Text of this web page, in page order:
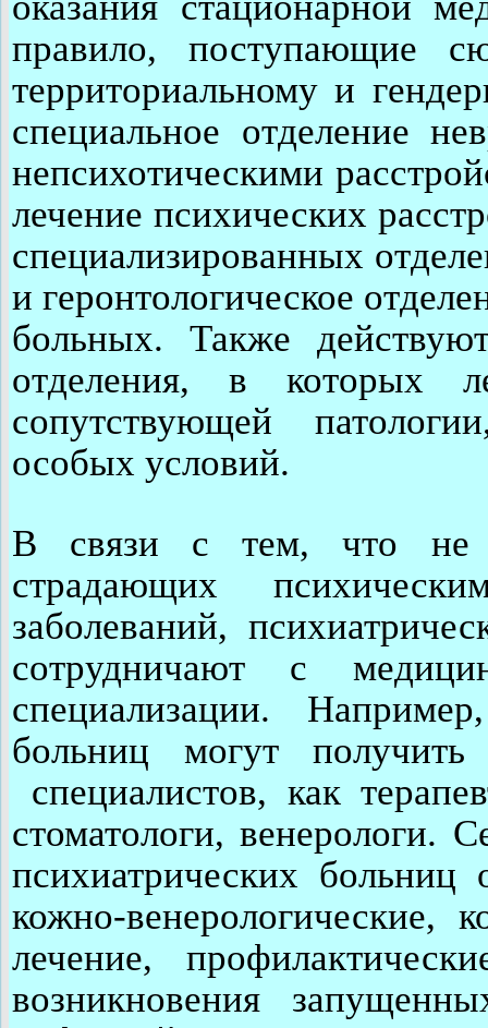
правило, поступающие
территориальному и
специальное отделение
непсихотическими
лечение психических
специализированных
и геронтологическое
больных. Также
отделения, в которых
сопутствующей
особых условий.
В связи с тем, что не
страдающих
заболеваний,
сотрудничают с
специализации.
больниц могут
специалистов, как
стоматологи, венерологи.
психиатрических больниц
кожно-венерологические,
лечение,
возникновения